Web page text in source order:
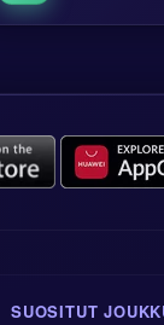
SUOSITUT